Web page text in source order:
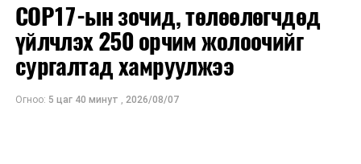
COP17-ын зочид, төлөөлөгчдөд
үйлчлэх 250 орчим жолоочийг
сургалтад хамруулжээ
Огноо: 5 цаг 40 минут , 2026/08/07